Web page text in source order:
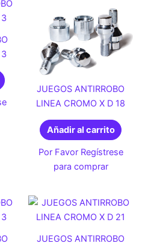
JUEGOS ANTIRROBO
LINEA CROMO X D 18
Añadir al carrito
Por Favor Regístrese
para comprar
JUEGOS ANTIRROBO